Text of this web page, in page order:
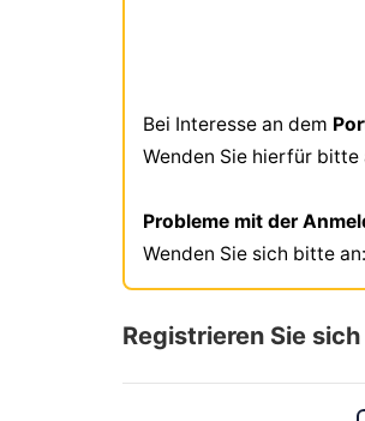
Bei Interesse an dem
Wenden Sie hierfür bitte
Probleme mit der
Wenden Sie sich bitte an:
Registrieren Sie